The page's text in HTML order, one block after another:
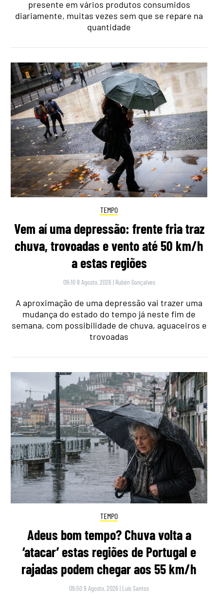
presente em vários produtos consumidos
diariamente, muitas vezes sem que se repare na
quantidade
TEMPO
Vem aí uma depressão: frente fria traz
chuva, trovoadas e vento até 50 km/h
a estas regiões
09:10 8 Agosto, 2026 | Rubén Gonçalves
A aproximação de uma depressão vai trazer uma
mudança do estado do tempo já neste fim de
semana, com possibilidade de chuva, aguaceiros e
trovoadas
TEMPO
Adeus bom tempo? Chuva volta a
‘atacar’ estas regiões de Portugal e
rajadas podem chegar aos 55 km/h
09:50 9 Agosto, 2026 | Luís Santos